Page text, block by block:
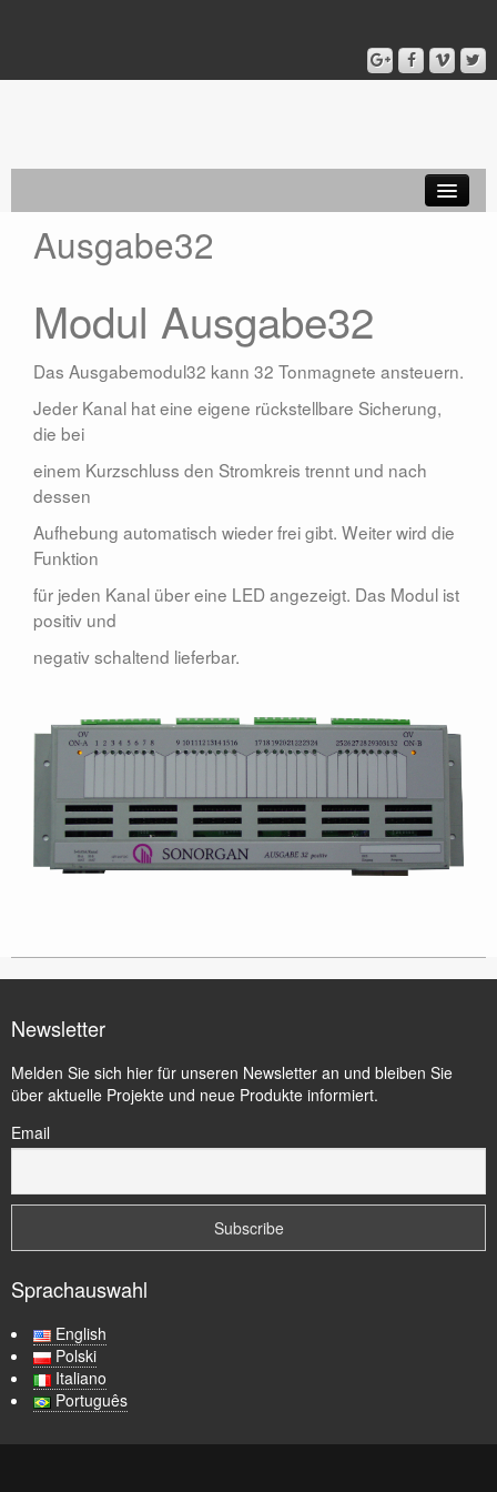
Startseite
Setzer PONO
Koppeln LEON
MIDI
Zubehör
Kontakt
Ausgabe32
Modul Ausgabe32
Das Ausgabemodul32 kann 32 Tonmagnete ansteuern.
Jeder Kanal hat eine eigene rückstellbare Sicherung,
die bei
einem Kurzschluss den Stromkreis trennt und nach
dessen
Aufhebung automatisch wieder frei gibt. Weiter wird die
Funktion
für jeden Kanal über eine LED angezeigt. Das Modul ist
positiv und
negativ schaltend lieferbar.
Newsletter
Melden Sie sich hier für unseren Newsletter an und bleiben Sie
über aktuelle Projekte und neue Produkte informiert.
Email
Sprachauswahl
English
Polski
Italiano
Português